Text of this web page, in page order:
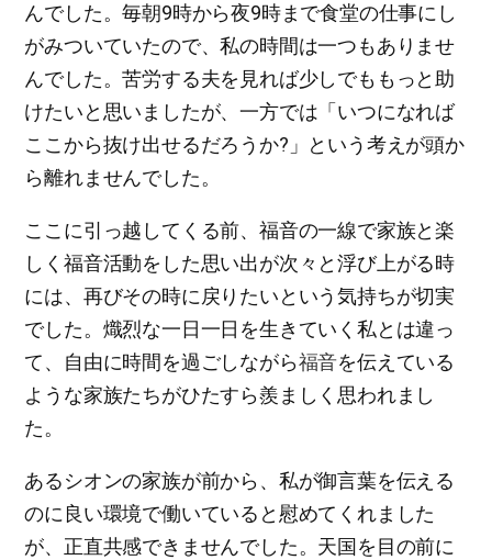
んでした。毎朝9時から夜9時まで食堂の仕事にし
がみついていたので、私の時間は一つもありませ
んでした。苦労する夫を見れば少しでももっと助
けたいと思いましたが、一方では「いつになれば
ここから抜け出せるだろうか?」という考えが頭か
ら離れませんでした。
ここに引っ越してくる前、福音の一線で家族と楽
しく福音活動をした思い出が次々と浮び上がる時
には、再びその時に戻りたいという気持ちが切実
でした。熾烈な一日一日を生きていく私とは違っ
て、自由に時間を過ごしながら福音を伝えている
ような家族たちがひたすら羨ましく思われまし
た。
あるシオンの家族が前から、私が御言葉を伝える
のに良い環境で働いていると慰めてくれました
が、正直共感できませんでした。天国を目の前に